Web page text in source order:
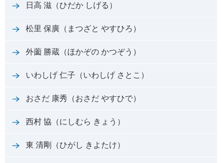
日高 滋（ひだか しげる）
松里 保廣（まつざと やすひろ）
外薗 勝蔵（ほかぞの かつぞう）
いわしげ 仁子（いわしげ さとこ）
おさだ 康秀（おさだ やすひで）
西村 協（にしむら きょう）
東 清剛（ひがし きよたけ）